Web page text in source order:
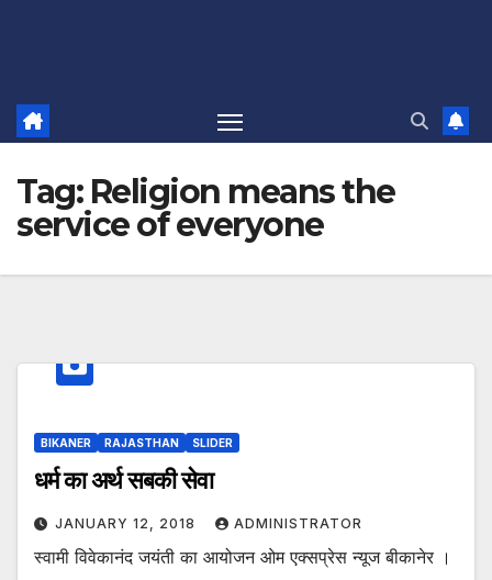
Tag: Religion means the
service of everyone
BIKANER RAJASTHAN SLIDER
धर्म का अर्थ सबकी सेवा
JANUARY 12, 2018 ADMINISTRATOR
स्वामी विवेकानंद जयंती का आयोजन ओम एक्सप्रेस न्यूज बीकानेर ।